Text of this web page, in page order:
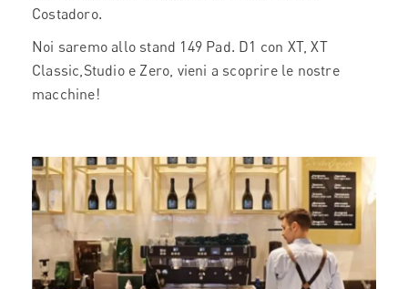
Costadoro.
Noi saremo allo stand 149 Pad. D1 con XT, XT
Classic,Studio e Zero, vieni a scoprire le nostre
macchine!